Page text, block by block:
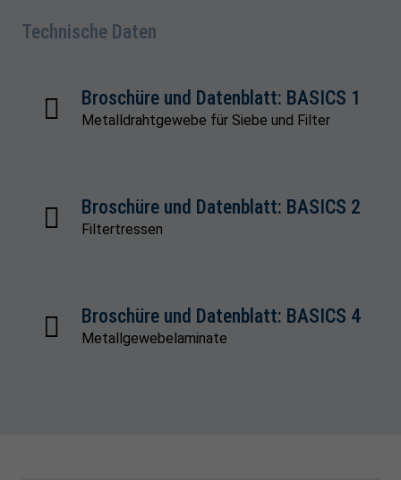
Technische Daten
Broschüre und Datenblatt: BASICS 1
Metalldrahtgewebe für Siebe und Filter
Broschüre und Datenblatt: BASICS 2
Filtertressen
Broschüre und Datenblatt: BASICS 4
Metallgewebelaminate